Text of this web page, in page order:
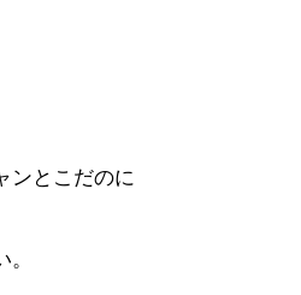
ンとこだのに